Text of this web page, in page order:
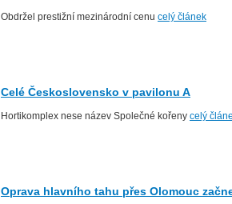
Obdržel prestižní mezinárodní cenu celý článek
Celé Československo v pavilonu A
Hortikomplex nese název Společné kořeny celý
Oprava hlavního tahu přes Olomouc